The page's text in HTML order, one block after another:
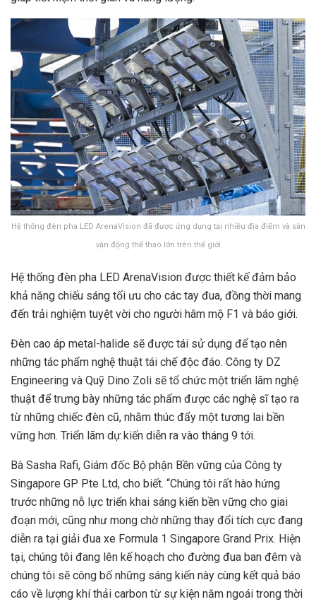
Hệ thống đèn pha LED ArenaVision đã được ứng dụng tại nhiều địa điểm và sân
vận động thể thao lớn trên thế giới
Hệ thống đèn pha LED ArenaVision được thiết kế đảm bảo
khả năng chiếu sáng tối ưu cho các tay đua, đồng thời mang
đến trải nghiệm tuyệt vời cho người hâm mộ F1 và báo giới.
Đèn cao áp metal-halide sẽ được tái sử dụng để tạo nên
những tác phẩm nghệ thuật tái chế độc đáo. Công ty DZ
Engineering và Quỹ Dino Zoli sẽ tổ chức một triển lãm nghệ
thuật để trưng bày những tác phẩm được các nghệ sĩ tạo ra
từ những chiếc đèn cũ, nhằm thúc đẩy một tương lai bền
vững hơn. Triển lãm dự kiến diễn ra vào tháng 9 tới.
Bà Sasha Rafi, Giám đốc Bộ phận Bền vững của Công ty
Singapore GP Pte Ltd, cho biết. “Chúng tôi rất hào hứng
trước những nỗ lực triển khai sáng kiến bền vững cho giai
đoạn mới, cũng như mong chờ những thay đổi tích cực đang
diễn ra tại giải đua xe Formula 1 Singapore Grand Prix. Hiện
tại, chúng tôi đang lên kế hoạch cho đường đua ban đêm và
chúng tôi sẽ công bố những sáng kiến này cùng kết quả báo
cáo về lượng khí thải carbon từ sự kiện năm ngoái trong thời